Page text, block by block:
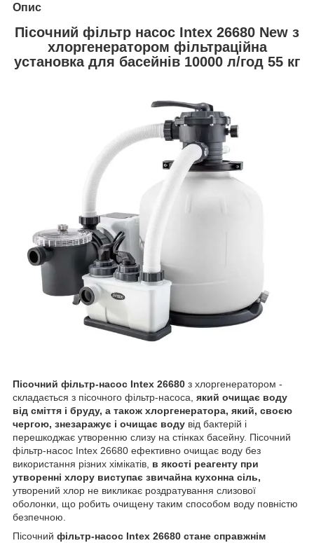
Опис
Пісочний фільтр насос Intex 26680 New з
хлоргенератором фільтраційна
установка для басейнів 10000 л/год 55 кг
Пісочний фільтр-насос Intex 26680 з хлоргенератором -
складається з пісочного фільтр-насоса, який очищає воду
від сміття і бруду, а також хлоргенератора, який, своєю
чергою, знезаражує і очищає воду від бактерій і
перешкоджає утворенню слизу на стінках басейну. Пісочний
фільтр-насос Intex 26680 ефективно очищає воду без
використання різних хімікатів, в якості реагенту при
утворенні хлору виступає звичайна кухонна сіль,
утворений хлор не викликає роздратування слизової
оболонки, що робить очищену таким способом воду повністю
безпечною.
Пісочний фільтр-насос Intex 26680 стане справжнім